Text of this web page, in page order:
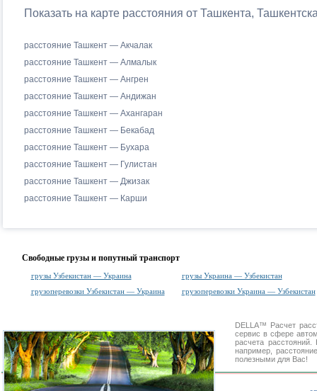
Показать на карте расстояния от Ташкента,
расстояние Ташкент — Акчалак
расстояние Ташкент — Алмалык
расстояние Ташкент — Ангрен
расстояние Ташкент — Андижан
расстояние Ташкент — Ахангаран
расстояние Ташкент — Бекабад
расстояние Ташкент — Бухара
расстояние Ташкент — Гулистан
расстояние Ташкент — Джизак
расстояние Ташкент — Карши
Свободные грузы и попутный транспорт
грузы Узбекистан — Украина
грузы Украина — Узбекистан
грузоперевозки Узбекистан — Украина
грузоперевозки Украина — Узбекистан
DELLA™ Расчет
сервис в сфере
расчета
например,
полезными для Вас!